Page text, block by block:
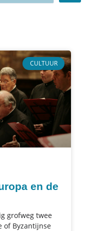
CULTUUR
en de
grofweg twee
of Byzantijnse